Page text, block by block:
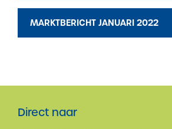
MARKTBERICHT JANUARI 2022
Direct naar